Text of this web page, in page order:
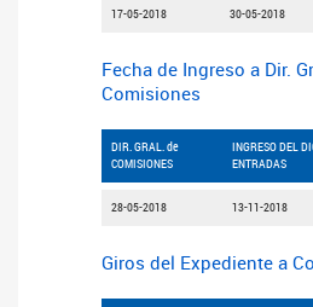
17-05-2018 30-05-2018
Fecha de Ingreso a Dir.
Comisiones
DIR. GRAL. de
COMISIONES
INGRESO DEL
ENTRADAS
28-05-2018 13-11-2018
Giros del Expediente a